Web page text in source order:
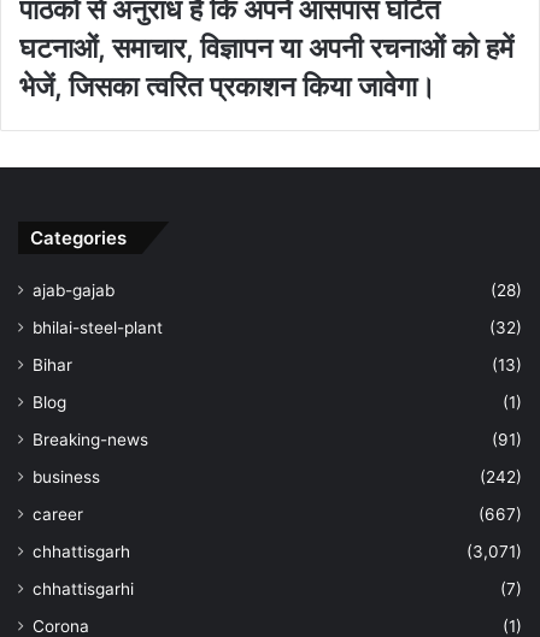
पाठकों से अनुराध है कि अपने आसपास घटित
घटनाओं, समाचार, विज्ञापन या अपनी रचनाओं को हमें
भेजें, जिसका त्‍वरित प्रकाशन किया जावेगा।
Categories
ajab-gajab
(28)
bhilai-steel-plant
(32)
Bihar
(13)
Blog
(1)
Breaking-news
(91)
business
(242)
career
(667)
chhattisgarh
(3,071)
chhattisgarhi
(7)
Corona
(1)